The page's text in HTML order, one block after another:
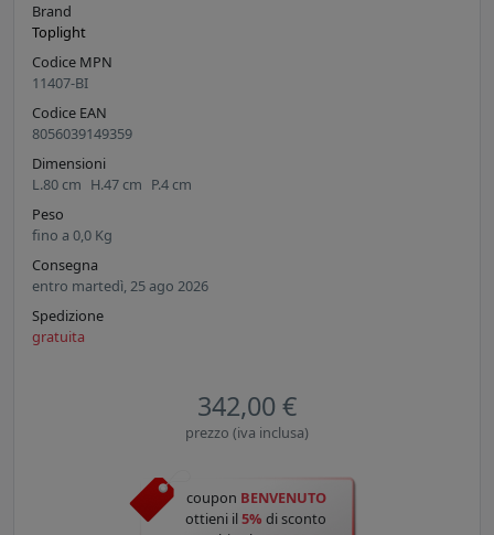
Brand
Toplight
Codice MPN
11407-BI
Codice EAN
8056039149359
Dimensioni
L.80 cm H.47 cm P.4 cm
Peso
fino a 0,0 Kg
Consegna
entro martedì, 25 ago 2026
Spedizione
gratuita
342,00 €
prezzo (iva inclusa)
coupon BENVENUTO
ottieni il5% di sconto